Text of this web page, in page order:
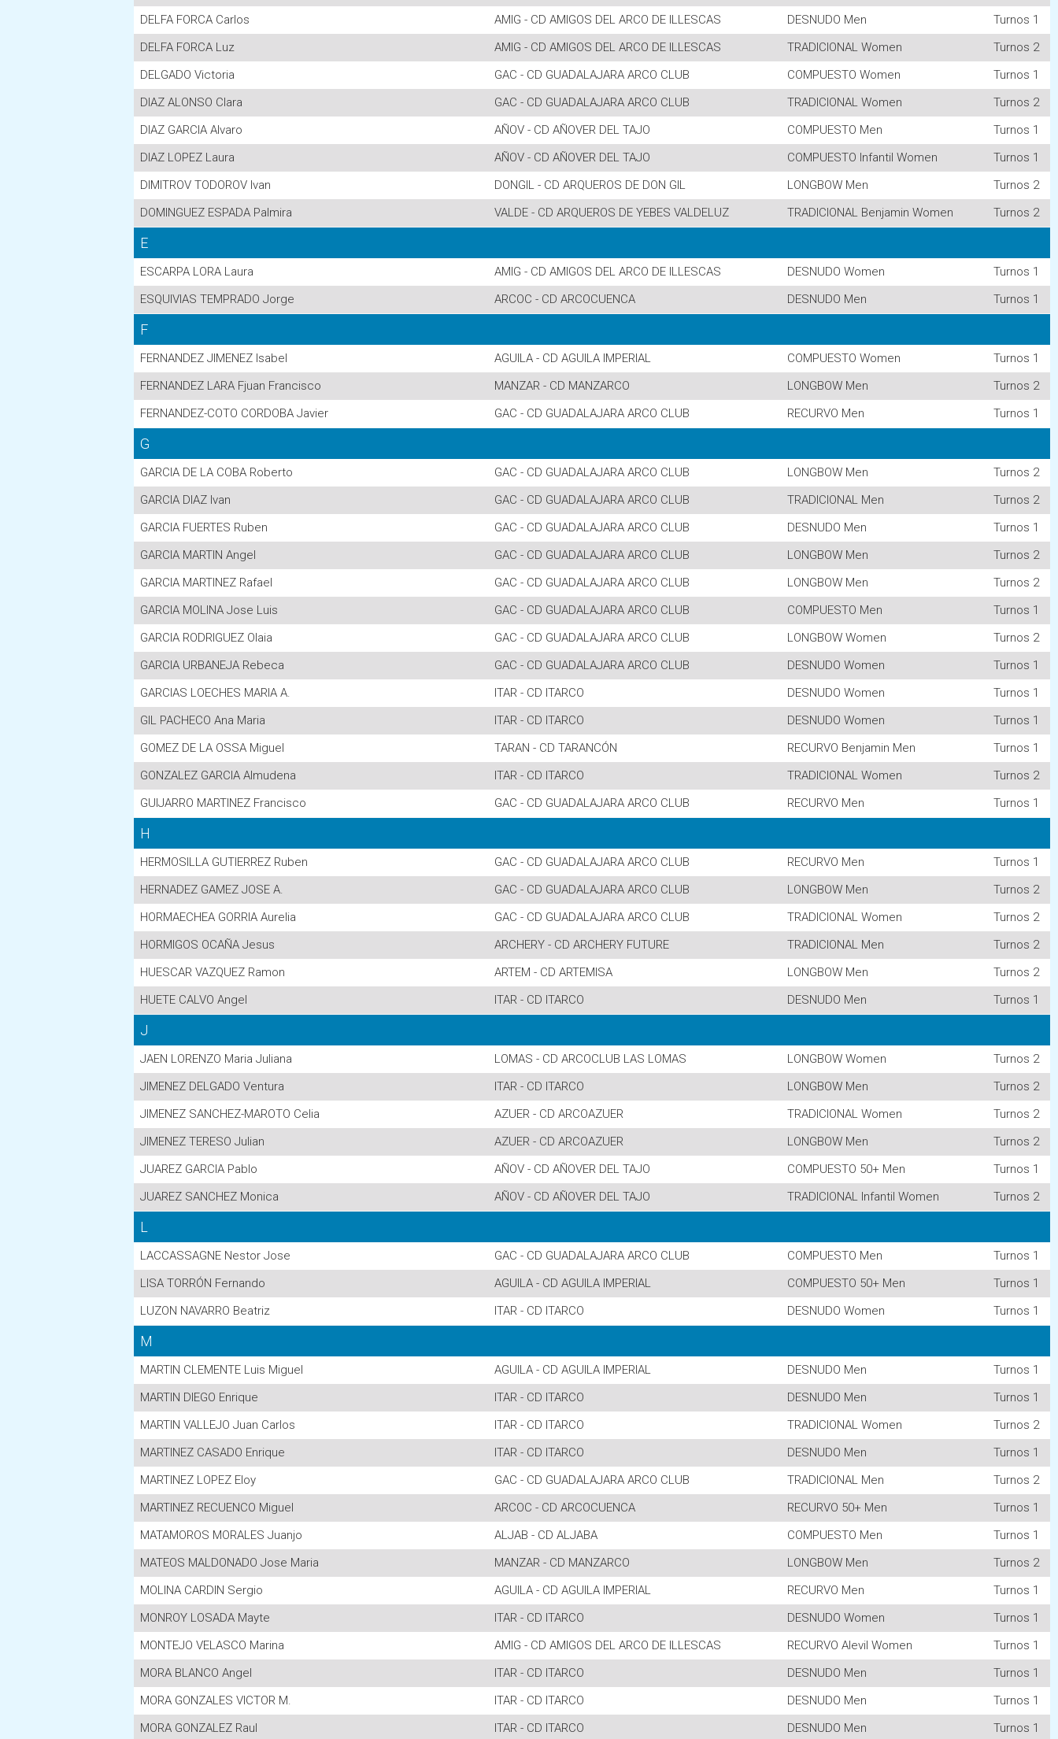
DELFA FORCA Carlos
AMIG - CD AMIGOS DEL ARCO DE ILLESCAS DESNUDO Men
Turnos 1
DELFA FORCA Luz
AMIG - CD AMIGOS DEL ARCO DE ILLESCAS TRADICIONAL Women
Turnos 2
DELGADO Victoria
GAC - CD GUADALAJARA ARCO CLUB COMPUESTO Women
Turnos 1
DIAZ ALONSO Clara
GAC - CD GUADALAJARA ARCO CLUB TRADICIONAL Women
Turnos 2
DIAZ GARCIA Alvaro
AÑOV - CD AÑOVER DEL TAJO COMPUESTO Men
Turnos 1
DIAZ LOPEZ Laura
AÑOV - CD AÑOVER DEL TAJO COMPUESTO Infantil Women
Turnos 1
DIMITROV TODOROV Ivan
DONGIL - CD ARQUEROS DE DON GIL LONGBOW Men
Turnos 2
DOMINGUEZ ESPADA Palmira
VALDE - CD ARQUEROS DE YEBES VALDELUZ TRADICIONAL Benjamin Women Turnos 2
E
ESCARPA LORA Laura AMIG - CD AMIGOS DEL ARCO DE ILLESCAS DESNUDO Women
Turnos 1
ESQUIVIAS TEMPRADO Jorge
ARCOC - CD ARCOCUENCA DESNUDO Men Turnos 1
F
FERNANDEZ JIMENEZ Isabel AGUILA - CD AGUILA IMPERIAL COMPUESTO Women
Turnos 1
FERNANDEZ LARA Fjuan Francisco
MANZAR - CD MANZARCO LONGBOW Men
Turnos 2
FERNANDEZ-COTO CORDOBA Javier
GAC - CD GUADALAJARA ARCO CLUB RECURVO Men Turnos 1
G
GARCIA DE LA COBA Roberto GAC - CD GUADALAJARA ARCO CLUB LONGBOW Men
Turnos 2
GARCIA DIAZ Ivan
GAC - CD GUADALAJARA ARCO CLUB TRADICIONAL Men
Turnos 2
GARCIA FUERTES Ruben
GAC - CD GUADALAJARA ARCO CLUB DESNUDO Men
Turnos 1
GARCIA MARTIN Angel
GAC - CD GUADALAJARA ARCO CLUB LONGBOW Men
Turnos 2
GARCIA MARTINEZ Rafael
GAC - CD GUADALAJARA ARCO CLUB LONGBOW Men
Turnos 2
GARCIA MOLINA Jose Luis
GAC - CD GUADALAJARA ARCO CLUB COMPUESTO Men
Turnos 1
GARCIA RODRIGUEZ Olaia
GAC - CD GUADALAJARA ARCO CLUB LONGBOW Women
Turnos 2
GARCIA URBANEJA Rebeca
GAC - CD GUADALAJARA ARCO CLUB DESNUDO Women
Turnos 1
GARCIAS LOECHES MARIA A.
ITAR - CD ITARCO DESNUDO Women
Turnos 1
GIL PACHECO Ana Maria
ITAR - CD ITARCO DESNUDO Women
Turnos 1
GOMEZ DE LA OSSA Miguel
TARAN - CD TARANCÓN RECURVO Benjamin Men
Turnos 1
GONZALEZ GARCIA Almudena
ITAR - CD ITARCO TRADICIONAL Women
Turnos 2
GUIJARRO MARTINEZ Francisco
GAC - CD GUADALAJARA ARCO CLUB RECURVO Men Turnos 1
H
HERMOSILLA GUTIERREZ Ruben GAC - CD GUADALAJARA ARCO CLUB RECURVO Men
Turnos 1
HERNADEZ GAMEZ JOSE A.
GAC - CD GUADALAJARA ARCO CLUB LONGBOW Men
Turnos 2
HORMAECHEA GORRIA Aurelia
GAC - CD GUADALAJARA ARCO CLUB TRADICIONAL Women
Turnos 2
HORMIGOS OCAÑA Jesus
ARCHERY - CD ARCHERY FUTURE TRADICIONAL Men
Turnos 2
HUESCAR VAZQUEZ Ramon
ARTEM - CD ARTEMISA LONGBOW Men
Turnos 2
HUETE CALVO Angel
ITAR - CD ITARCO DESNUDO Men Turnos 1
J
JAEN LORENZO Maria Juliana LOMAS - CD ARCOCLUB LAS LOMAS LONGBOW Women
Turnos 2
JIMENEZ DELGADO Ventura
ITAR - CD ITARCO LONGBOW Men
Turnos 2
JIMENEZ SANCHEZ-MAROTO Celia
AZUER - CD ARCOAZUER TRADICIONAL Women
Turnos 2
JIMENEZ TERESO Julian
AZUER - CD ARCOAZUER LONGBOW Men
Turnos 2
JUAREZ GARCIA Pablo
AÑOV - CD AÑOVER DEL TAJO COMPUESTO 50+ Men
Turnos 1
JUAREZ SANCHEZ Monica
AÑOV - CD AÑOVER DEL TAJO TRADICIONAL Infantil Women Turnos 2
L
LACCASSAGNE Nestor Jose GAC - CD GUADALAJARA ARCO CLUB COMPUESTO Men
Turnos 1
LISA TORRÓN Fernando
AGUILA - CD AGUILA IMPERIAL COMPUESTO 50+ Men
Turnos 1
LUZON NAVARRO Beatriz
ITAR - CD ITARCO DESNUDO Women Turnos 1
M
MARTIN CLEMENTE Luis Miguel AGUILA - CD AGUILA IMPERIAL DESNUDO Men
Turnos 1
MARTIN DIEGO Enrique
ITAR - CD ITARCO DESNUDO Men
Turnos 1
MARTIN VALLEJO Juan Carlos
ITAR - CD ITARCO TRADICIONAL Women
Turnos 2
MARTINEZ CASADO Enrique
ITAR - CD ITARCO DESNUDO Men
Turnos 1
MARTINEZ LOPEZ Eloy
GAC - CD GUADALAJARA ARCO CLUB TRADICIONAL Men
Turnos 2
MARTINEZ RECUENCO Miguel
ARCOC - CD ARCOCUENCA RECURVO 50+ Men
Turnos 1
MATAMOROS MORALES Juanjo
ALJAB - CD ALJABA COMPUESTO Men
Turnos 1
MATEOS MALDONADO Jose Maria
MANZAR - CD MANZARCO LONGBOW Men
Turnos 2
MOLINA CARDIN Sergio
AGUILA - CD AGUILA IMPERIAL RECURVO Men
Turnos 1
MONROY LOSADA Mayte
ITAR - CD ITARCO DESNUDO Women
Turnos 1
MONTEJO VELASCO Marina
AMIG - CD AMIGOS DEL ARCO DE ILLESCAS RECURVO Alevil Women
Turnos 1
MORA BLANCO Angel
ITAR - CD ITARCO DESNUDO Men
Turnos 1
MORA GONZALES VICTOR M.
ITAR - CD ITARCO DESNUDO Men
Turnos 1
MORA GONZALEZ Raul
ITAR - CD ITARCO DESNUDO Men Turnos 1